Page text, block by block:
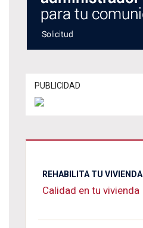
PUBLICIDAD
REHABILITA TU VIVIENDA
Calidad en tu vivienda